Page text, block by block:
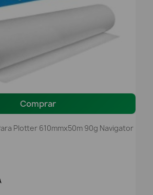
Comprar
Plotter 610mmx50m 90g Navigator